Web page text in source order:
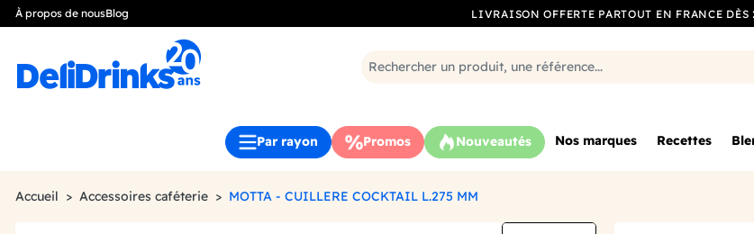
À propos de nousBlog LIVRAISON OFFERTE PARTOUT EN FRANCE DÈS
Par rayon Promos Nouveautés Nos marques Recettes
Accueil Accessoires caféterie MOTTA - CUILLERE COCKTAIL L.275 MM